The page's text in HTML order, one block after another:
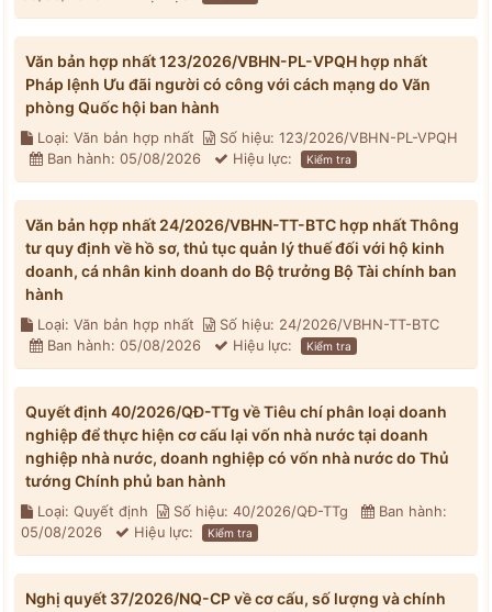
Văn bản hợp nhất 123/2026/VBHN-PL-VPQH hợp nhất
Pháp lệnh Ưu đãi người có công với cách mạng do Văn
phòng Quốc hội ban hành
Loại: Văn bản hợp nhất
Số hiệu: 123/2026/VBHN-PL-VPQH
Ban hành: 05/08/2026
Hiệu lực: Kiểm tra
Văn bản hợp nhất 24/2026/VBHN-TT-BTC hợp nhất Thông
tư quy định về hồ sơ, thủ tục quản lý thuế đối với hộ kinh
doanh, cá nhân kinh doanh do Bộ trưởng Bộ Tài chính ban
hành
Loại: Văn bản hợp nhất
Số hiệu: 24/2026/VBHN-TT-BTC
Ban hành: 05/08/2026
Hiệu lực: Kiểm tra
Quyết định 40/2026/QĐ-TTg về Tiêu chí phân loại doanh
nghiệp để thực hiện cơ cấu lại vốn nhà nước tại doanh
nghiệp nhà nước, doanh nghiệp có vốn nhà nước do Thủ
tướng Chính phủ ban hành
Loại: Quyết định Số hiệu: 40/2026/QĐ-TTg
Ban hành:
05/08/2026
Hiệu lực: Kiểm tra
Nghị quyết 37/2026/NQ-CP về cơ cấu, số lượng và chính